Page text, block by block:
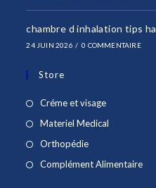
chambre d inhalation tips
24 JUIN 2026 / 0 COMMENTAIRE
Store
Créme et visageS’ouvre
dans
Materiel Medical
OrthopédieS’ouvre
dans
Complément Alimentaire